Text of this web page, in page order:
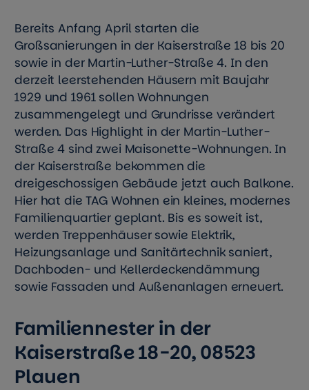
Bereits Anfang April starten die
Großsanierungen in der Kaiserstraße 18 bis 20
sowie in der Martin-Luther-Straße 4. In den
derzeit leerstehenden Häusern mit Baujahr
1929 und 1961 sollen Wohnungen
zusammengelegt und Grundrisse verändert
werden. Das Highlight in der Martin-Luther-
Straße 4 sind zwei Maisonette-Wohnungen. In
der Kaiserstraße bekommen die
dreigeschossigen Gebäude jetzt auch Balkone.
Hier hat die TAG Wohnen ein kleines, modernes
Familienquartier geplant. Bis es soweit ist,
werden Treppenhäuser sowie Elektrik,
Heizungsanlage und Sanitärtechnik saniert,
Dachboden- und Kellerdeckendämmung
sowie Fassaden und Außenanlagen erneuert.
Familiennester in der
Kaiserstraße 18-20, 08523
Plauen